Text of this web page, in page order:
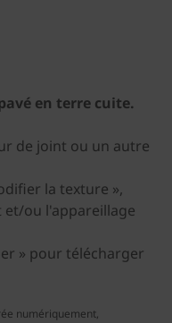
en terre cuite.
de joint ou un autre
la texture »,
et/ou l'appareillage
» pour télécharger
numériquement,